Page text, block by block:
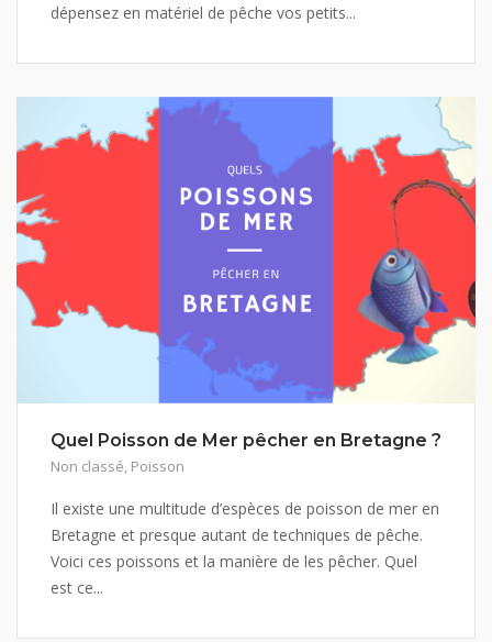
dépensez en matériel de pêche vos petits...
Quel Poisson de Mer pêcher en Bretagne ?
Non classé, Poisson
Il existe une multitude d’espèces de poisson de mer en
Bretagne et presque autant de techniques de pêche.
Voici ces poissons et la manière de les pêcher. Quel
est ce...